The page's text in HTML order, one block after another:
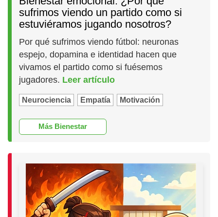
sufrimos viendo un partido como si
estuviéramos jugando nosotros?
Por qué sufrimos viendo fútbol: neuronas
espejo, dopamina e identidad hacen que
vivamos el partido como si fuésemos
jugadores. Leer artículo
Neurociencia Empatía Motivación
Más Bienestar